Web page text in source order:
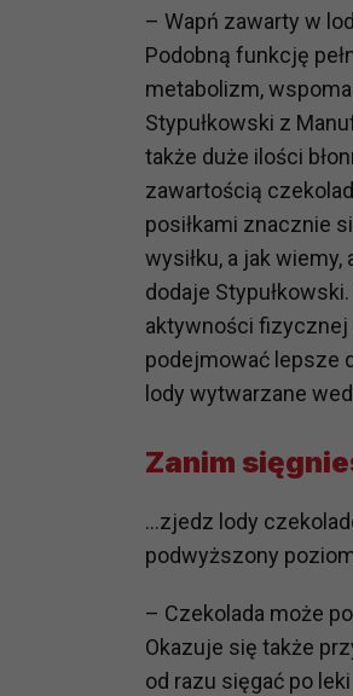
– Wapń zawarty w
Podobną funkcję
metabolizm,
Stypułkowski z
także duże ilości
zawartością
posiłkami znacznie
wysiłku, a jak
dodaje
aktywności fizycznej
podejmować lepsze
lody wytwarzane
Zanim
…zjedz lody
podwyższony
– Czekolada może
Okazuje się także
od razu sięgać po
potrzebom
Komu
Zgodnie z
np.
prawną.
Zaufanych
Jakie
Masz
także
Każde
Podstawą
(tymi
prawną
zgody.